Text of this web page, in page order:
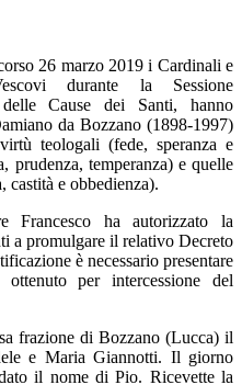
26 marzo 2019 i Cardinali e
durante la Sessione
Cause dei Santi, hanno
da Bozzano (1898-1997)
teologali (fede, speranza e
prudenza, temperanza) e quelle
castità e obbedienza).
Francesco ha autorizzato la
a promulgare il relativo Decreto
è necessario presentare
ottenuto per intercessione del
frazione di Bozzano (Lucca) il
e Maria Giannotti. Il giorno
il nome di Pio. Ricevette la